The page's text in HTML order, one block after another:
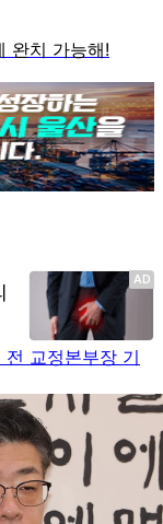
교정본부장 기